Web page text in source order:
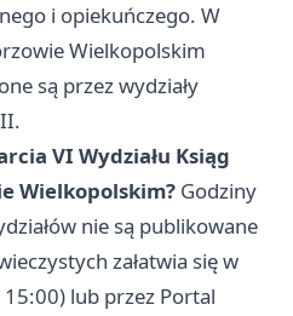
i opiekuńczego. W
Wielkopolskim
są przez wydziały
VI Wydziału Ksiąg
Wielkopolskim? Godziny
nie są publikowane
załatwia się w
lub przez Portal